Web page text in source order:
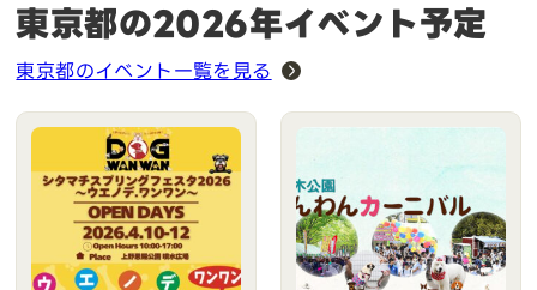
東京都の2026年イベント予定
東京都のイベント一覧を見る